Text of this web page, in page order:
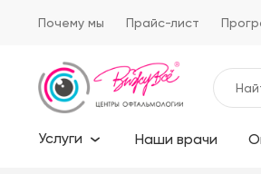
Почему мы Прайс-лист
Услуги Наши врачи